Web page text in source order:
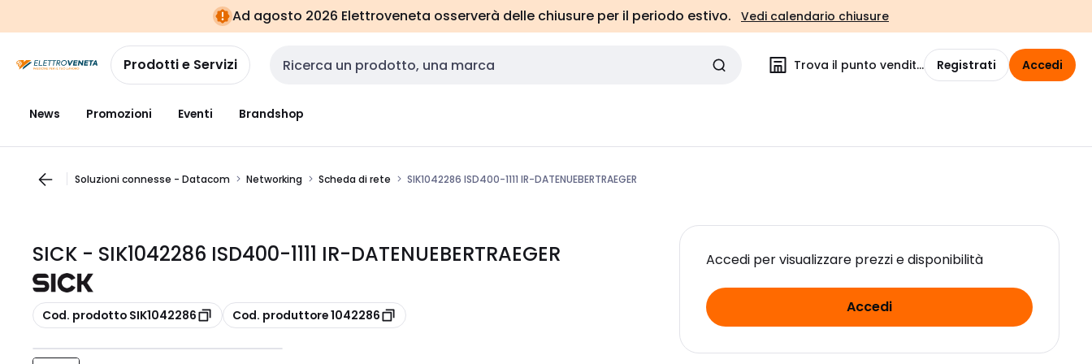
navigazionealla
pagina
Ad agosto 2026 Elettroveneta osserverà delle chiusure per il periodo estivo. Vedi calendario chiusure
Prodotti e Servizi Cerca input Trova il punto vendita Registrati Accedi
News Promozioni Eventi Brandshop
Soluzioni connesse - Datacom Networking Scheda di rete SIK1042286 ISD400-1111 IR-DATENUEBERTRAEGER
SICK - SIK1042286 ISD400-1111 IR-DATENUEBERTRAEGER
copia
Cod. prodotto SIK1042286 copia
Cod. produttore 1042286
Accedi per visualizzare prezzi e disponibilità
Accedi